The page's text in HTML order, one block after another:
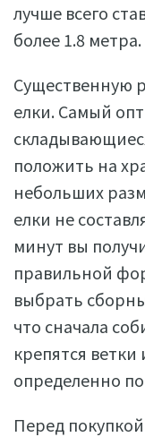
лучше всего
более 1.8 метра.
Существенную
елки. Самый
положить на
небольших
елки не
минут вы
правильной
выбрать
что сначала
крепятся
определенно
Перед